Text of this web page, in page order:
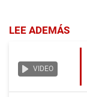
LEE ADEMÁS
VIDEO